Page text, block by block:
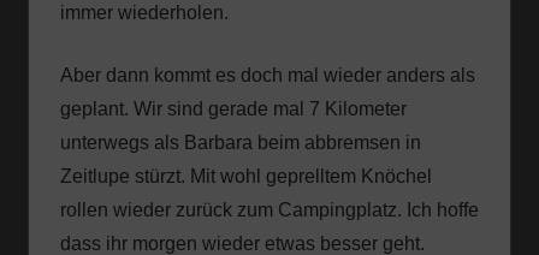
immer wiederholen.
Aber dann kommt es doch mal wieder anders als
geplant. Wir sind gerade mal 7 Kilometer
unterwegs als Barbara beim abbremsen in
Zeitlupe stürzt. Mit wohl geprelltem Knöchel
rollen wieder zurück zum Campingplatz. Ich hoffe
dass ihr morgen wieder etwas besser geht.